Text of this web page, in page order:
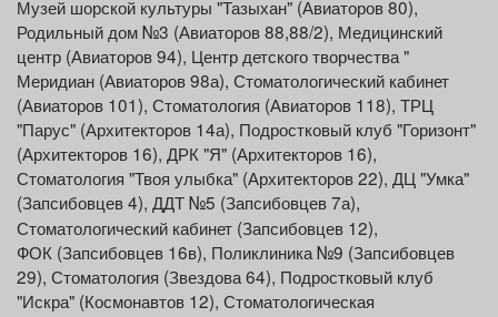
Музей шорской культуры "Тазыхан" (Авиаторов 80),
Родильный дом №3 (Авиаторов 88,88/2), Медицинский
центр (Авиаторов 94), Центр детского творчества "
Меридиан (Авиаторов 98а), Стоматологический кабинет
(Авиаторов 101), Стоматология (Авиаторов 118), ТРЦ
"Парус" (Архитекторов 14а), Подростковый клуб "Горизонт"
(Архитекторов 16), ДРК "Я" (Архитекторов 16),
Стоматология "Твоя улыбка" (Архитекторов 22), ДЦ "Умка"
(Запсибовцев 4), ДДТ №5 (Запсибовцев 7а),
Стоматологический кабинет (Запсибовцев 12),
ФОК (Запсибовцев 16в), Поликлиника №9 (Запсибовцев
29), Стоматология (Звездова 64), Подростковый клуб
"Искра" (Космонавтов 12), Стоматологическая